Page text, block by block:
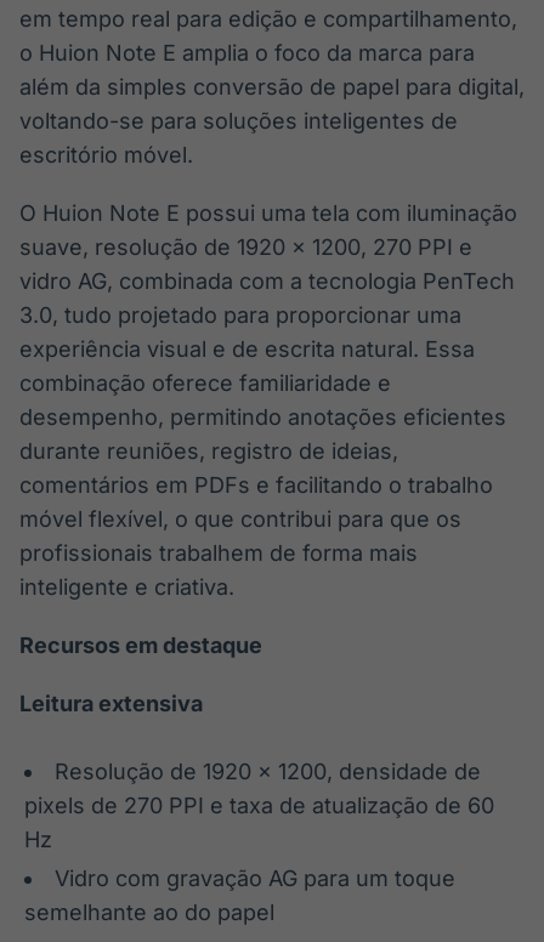
em tempo real para edição e compartilhamento,
o Huion Note E amplia o foco da marca para
além da simples conversão de papel para digital,
voltando-se para soluções inteligentes de
escritório móvel.
O Huion Note E possui uma tela com iluminação
suave, resolução de 1920 x 1200, 270 PPI e
vidro AG, combinada com a tecnologia PenTech
3.0, tudo projetado para proporcionar uma
experiência visual e de escrita natural. Essa
combinação oferece familiaridade e
desempenho, permitindo anotações eficientes
durante reuniões, registro de ideias,
comentários em PDFs e facilitando o trabalho
móvel flexível, o que contribui para que os
profissionais trabalhem de forma mais
inteligente e criativa.
Recursos em destaque
Leitura extensiva
Resolução de 1920 x 1200, densidade de
pixels de 270 PPI e taxa de atualização de 60
Hz
Vidro com gravação AG para um toque
semelhante ao do papel